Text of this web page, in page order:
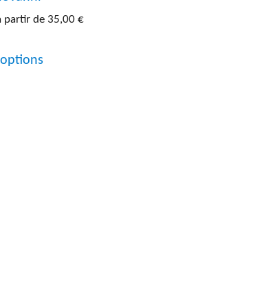
partir de 35,00€